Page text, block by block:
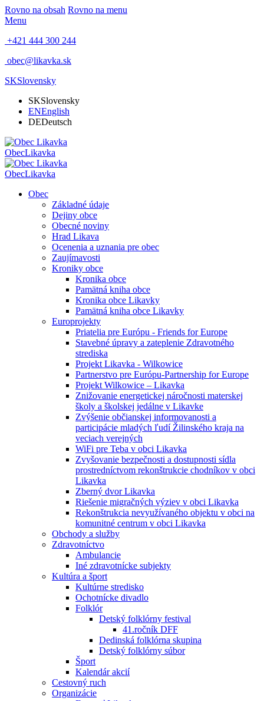
Rovno na obsah Rovno na menu
Menu
+421 444 300 244
obec@likavka.sk
SKSlovensky
SKSlovensky
ENEnglish
DEDeutsch
ObecLikavka
ObecLikavka
Obec
Základné údaje
Dejiny obce
Obecné noviny
Hrad Likava
Ocenenia a uznania pre obec
Zaujímavosti
Kroniky obce
Kronika obce
Pamätná kniha obce
Kronika obce Likavky
Pamätná kniha obce Likavky
Europrojekty
Priatelia pre Európu - Friends for Europe
Stavebné úpravy a zateplenie Zdravotného
strediska
Projekt Likavka - Wilkowice
Partnerstvo pre Európu-Partnership for Europe
Projekt Wilkowice – Likavka
Znižovanie energetickej náročnosti materskej
školy a školskej jedálne v Likavke
Zvýšenie občianskej informovanosti a
participácie mladých ľudí Žilinského kraja na
veciach verejných
WiFi pre Teba v obci Likavka
Zvyšovanie bezpečnosti a dostupnosti sídla
prostredníctvom rekonštrukcie chodníkov v obci
Likavka
Zberný dvor Likavka
Riešenie migračných výziev v obci Likavka
Rekonštrukcia nevyužívaného objektu v obci na
komunitné centrum v obci Likavka
Obchody a služby
Zdravotníctvo
Ambulancie
Iné zdravotnícke subjekty
Kultúra a šport
Kultúrne stredisko
Ochotnícke divadlo
Folklór
Detský folklórny festival
41.ročník DFF
Dedinská folklórna skupina
Detský folklórny súbor
Šport
Kalendár akcií
Cestovný ruch
Organizácie